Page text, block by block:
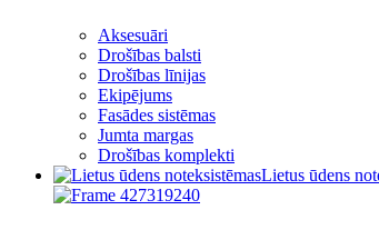
Aksesuāri
Drošības balsti
Drošības līnijas
Ekipējums
Fasādes sistēmas
Jumta margas
Drošības komplekti
Lietus ūdens